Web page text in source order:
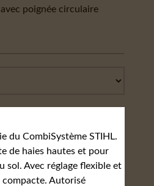
poignée circulaire
du CombiSystème STIHL.
de haies hautes et pour
sol. Avec réglage flexible et
Autorisé